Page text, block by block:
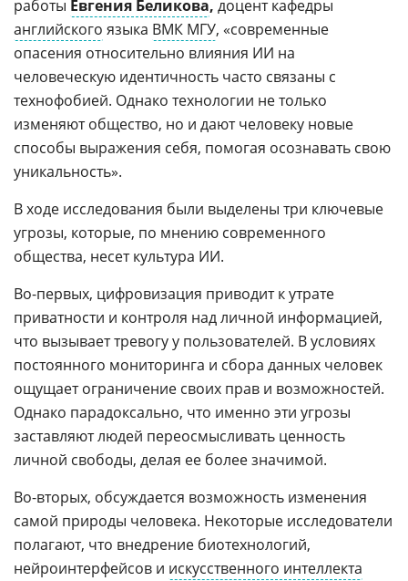
работы Евгения Беликова, доцент кафедры
английского языка ВМК МГУ, «современные
опасения относительно влияния ИИ на
человеческую идентичность часто связаны с
технофобией. Однако технологии не только
изменяют общество, но и дают человеку новые
способы выражения себя, помогая осознавать свою
уникальность».
В ходе исследования были выделены три ключевые
угрозы, которые, по мнению современного
общества, несет культура ИИ.
Во-первых, цифровизация приводит к утрате
приватности и контроля над личной информацией,
что вызывает тревогу у пользователей. В условиях
постоянного мониторинга и сбора данных человек
ощущает ограничение своих прав и возможностей.
Однако парадоксально, что именно эти угрозы
заставляют людей переосмысливать ценность
личной свободы, делая ее более значимой.
Во-вторых, обсуждается возможность изменения
самой природы человека. Некоторые исследователи
полагают, что внедрение биотехнологий,
нейроинтерфейсов и искусственного интеллекта